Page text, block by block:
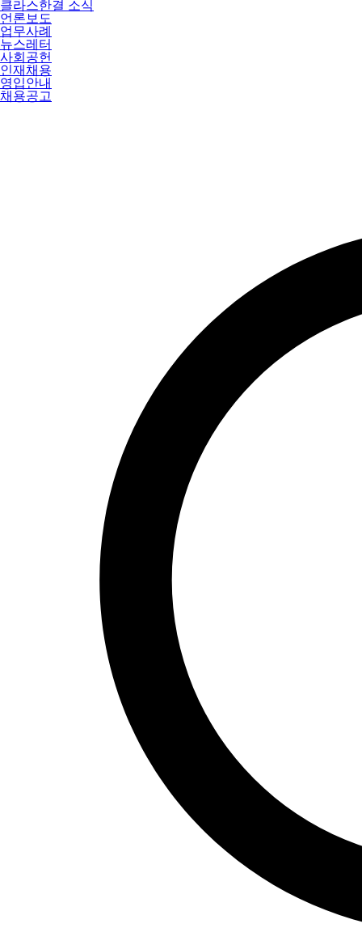
클라스한결 소식
언론보도
업무사례
뉴스레터
사회공헌
인재채용
영입안내
채용공고